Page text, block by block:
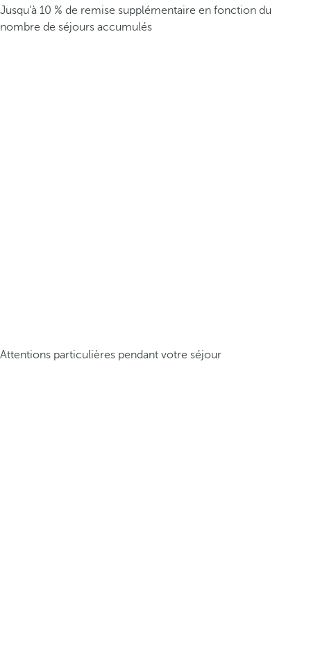
Jusqu’à 10 % de remise supplémentaire en fonction du
nombre de séjours accumulés
Attentions particulières pendant votre séjour